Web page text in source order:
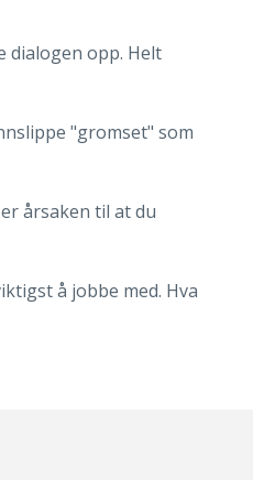
dialogen opp. Helt
"gromset" som
årsaken til at du
å jobbe med. Hva